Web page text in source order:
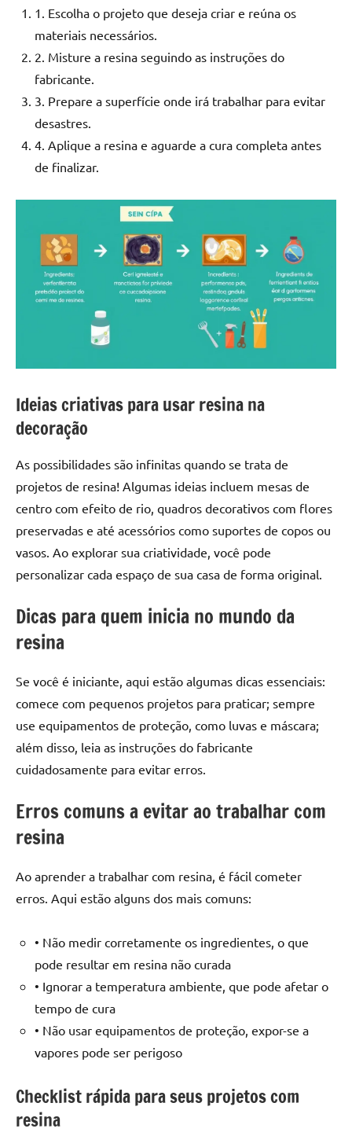
1. Escolha o projeto que deseja criar e reúna os
materiais necessários.
2. Misture a resina seguindo as instruções do
fabricante.
3. Prepare a superfície onde irá trabalhar para evitar
desastres.
4. Aplique a resina e aguarde a cura completa antes
de finalizar.
Ideias criativas para usar resina na
decoração
As possibilidades são infinitas quando se trata de
projetos de resina! Algumas ideias incluem mesas de
centro com efeito de rio, quadros decorativos com flores
preservadas e até acessórios como suportes de copos ou
vasos. Ao explorar sua criatividade, você pode
personalizar cada espaço de sua casa de forma original.
Dicas para quem inicia no mundo da
resina
Se você é iniciante, aqui estão algumas dicas essenciais:
comece com pequenos projetos para praticar; sempre
use equipamentos de proteção, como luvas e máscara;
além disso, leia as instruções do fabricante
cuidadosamente para evitar erros.
Erros comuns a evitar ao trabalhar com
resina
Ao aprender a trabalhar com resina, é fácil cometer
erros. Aqui estão alguns dos mais comuns:
• Não medir corretamente os ingredientes, o que
pode resultar em resina não curada
• Ignorar a temperatura ambiente, que pode afetar o
tempo de cura
• Não usar equipamentos de proteção, expor-se a
vapores pode ser perigoso
Checklist rápida para seus projetos com
resina